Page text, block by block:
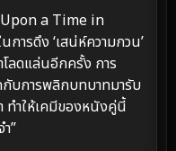
Upon a Time in
การดึง ‘เสน่ห์ความกวน’
ลดแล่นอีกครั้ง การ
บการพลิกบทบาทมารับ
ทำให้เคมีของหนังคู่นี้
”